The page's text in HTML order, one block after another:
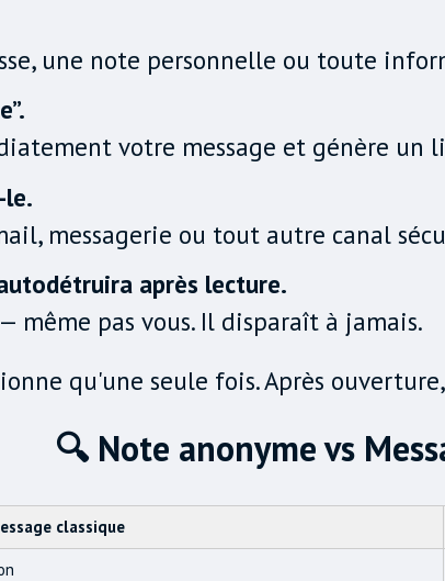
une note personnelle ou toute
votre message et génère un
le.
messagerie ou tout autre canal
après lecture.
même pas vous. Il disparaît à jamais.
qu'une seule fois. Après
🔍 Note anonyme vs
classique